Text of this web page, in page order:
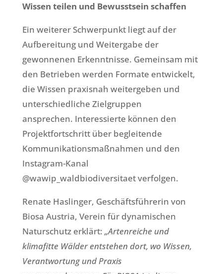
Wissen teilen und Bewusstsein schaffen
Ein weiterer Schwerpunkt liegt auf der
Aufbereitung und Weitergabe der
gewonnenen Erkenntnisse. Gemeinsam mit
den Betrieben werden Formate entwickelt,
die Wissen praxisnah weitergeben und
unterschiedliche Zielgruppen
ansprechen. Interessierte können den
Projektfortschritt über begleitende
Kommunikationsmaßnahmen und den
Instagram-Kanal
@wawip_waldbiodiversitaet verfolgen.
Renate Haslinger, Geschäftsführerin von
Biosa Austria, Verein für dynamischen
Naturschutz erklärt: „Artenreiche und
klimafitte Wälder entstehen dort, wo Wissen,
Verantwortung und Praxis